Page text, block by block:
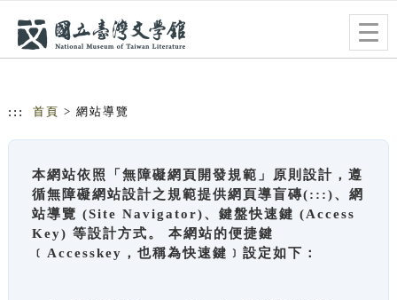
::: 首頁 > 網站導覽
本網站依照「無障礙網頁開發規範」原則設計，遵
循無障礙網站設計之規範提供網頁導盲磚(:::)、網
站導覽 (Site Navigator)、鍵盤快速鍵 (Access
Key) 等設計方式。 本網站的便捷鍵
﹝Accesskey，也稱為快速鍵﹞設定如下：